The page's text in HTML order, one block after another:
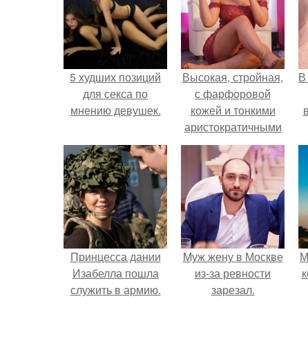
5 худших позиций
для секса по
мнению девушек.
Высокая, стройная,
с фарфоровой
кожей и тонкими
аристократичными
чертами, эль
выглядит так, будто
сошла с полотна
художника.
В
Принцесса дании
Изабелла пошла
служить в армию.
Mуж жену в Москве
из-за ревности
зарезал.